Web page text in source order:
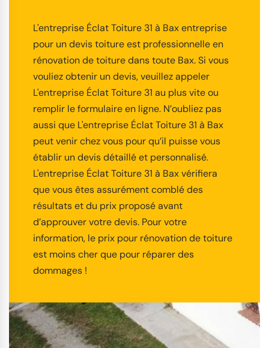
L'entreprise Éclat Toiture 31 à Bax entreprise
pour un devis toiture est professionnelle en
rénovation de toiture dans toute Bax. Si vous
vouliez obtenir un devis, veuillez appeler
L'entreprise Éclat Toiture 31 au plus vite ou
remplir le formulaire en ligne. N’oubliez pas
aussi que L'entreprise Éclat Toiture 31 à Bax
peut venir chez vous pour qu’il puisse vous
établir un devis détaillé et personnalisé.
L'entreprise Éclat Toiture 31 à Bax vérifiera
que vous êtes assurément comblé des
résultats et du prix proposé avant
d’approuver votre devis. Pour votre
information, le prix pour rénovation de toiture
est moins cher que pour réparer des
dommages !